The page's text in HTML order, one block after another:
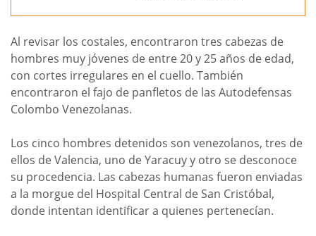
Al revisar los costales, encontraron tres cabezas de
hombres muy jóvenes de entre 20 y 25 años de edad,
con cortes irregulares en el cuello. También
encontraron el fajo de panfletos de las Autodefensas
Colombo Venezolanas.
Los cinco hombres detenidos son venezolanos, tres de
ellos de Valencia, uno de Yaracuy y otro se desconoce
su procedencia. Las cabezas humanas fueron enviadas
a la morgue del Hospital Central de San Cristóbal,
donde intentan identificar a quienes pertenecían.